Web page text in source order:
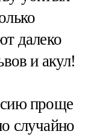
далеко
и акул!
проще
случайно